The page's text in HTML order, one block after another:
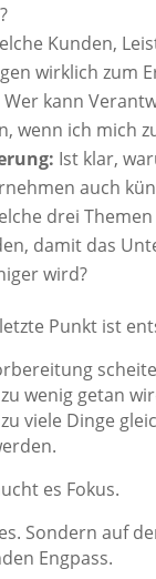
Kunden,
wirklich zum
Wer kann
wenn ich mich
Ist klar,
auch
drei
damit das
wird?
Punkt ist
wenig getan
viele Dinge
es Fokus.
Sondern auf
Engpass.